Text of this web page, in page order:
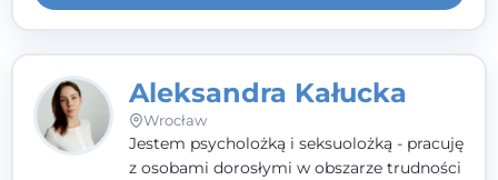
rekomendowanej przez PTTPB.
Aleksandra Kałucka
Wrocław
Jestem psycholożką i seksuolożką - pracuję
z osobami dorosłymi w obszarze trudności